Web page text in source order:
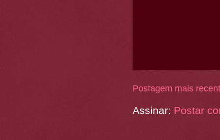
Postagem mais
Assinar: Postar